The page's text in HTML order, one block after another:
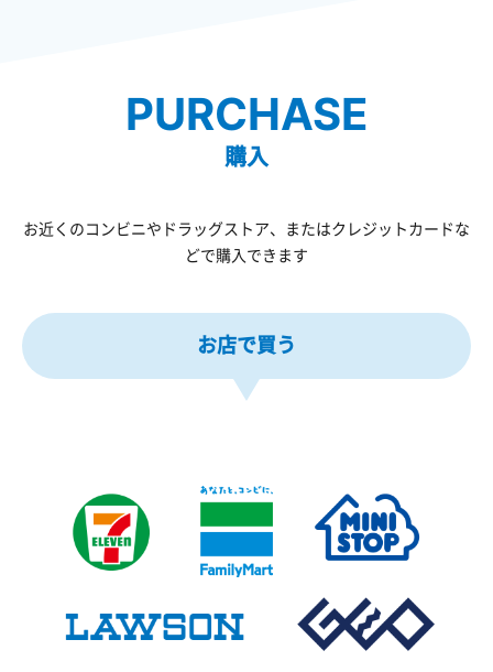
PURCHASE
購入
お近くのコンビニやドラッグストア、またはクレジットカードな
どで購入できます
お店で買う